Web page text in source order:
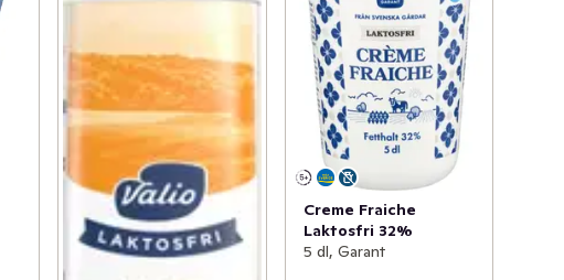
Creme Fraiche
Laktosfri 32%
5 dl, Garant